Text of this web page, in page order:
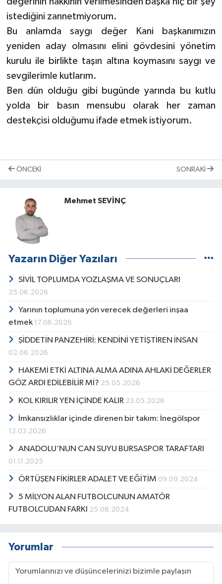
istediğini zannetmiyorum.
Bu anlamda saygı değer Kani başkanımızın
yeniden aday olmasını elini gövdesini yönetim
kurulu ile birlikte taşın altına koymasını saygı ve
sevgilerimle kutlarım.
Ben dün olduğu gibi bugünde yarında bu kutlu
yolda bir basın mensubu olarak her zaman
destekçisi olduğumu ifade etmek istiyorum.
ÖNCEKI SONRAKI
Mehmet SEVİNÇ
Yazarın Diğer Yazıları
SİVİL TOPLUMDA YOZLAŞMA VE SONUÇLARI
25.06.2026
Yarının toplumuna yön verecek değerleri inşaa
etmek 17.06.2026
ŞİDDETİN PANZEHİRİ: KENDİNİ YETİŞTİREN İNSAN
02.06.2026
HAKEMİ ETKİ ALTINA ALMA ADINA AHLAKİ DEĞERLER
GÖZ ARDI EDİLEBİLİR Mİ? 25.05.2026
KOL KIRILIR YEN İÇİNDE KALIR 23.05.2026
İmkansızlıklar içinde direnen bir takım: İnegölspor
12.03.2026
ANADOLU’NUN CAN SUYU BURSASPOR TARAFTARI
01.11.2025
ÖRTÜŞEN FİKİRLER ADALET VE EĞİTİM 09.09.2024
5 MİLYON ALAN FUTBOLCUNUN AMATÖR
FUTBOLCUDAN FARKI 25.08.2024
Yorumlar